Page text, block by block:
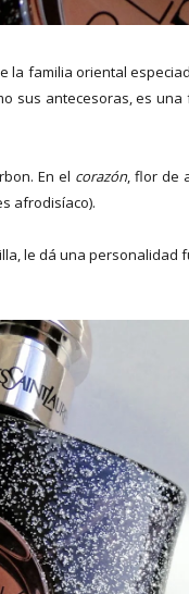
la familia oriental
sus antecesoras, es
En el corazón, flor de
afrodisíaco).
le dá una personalidad